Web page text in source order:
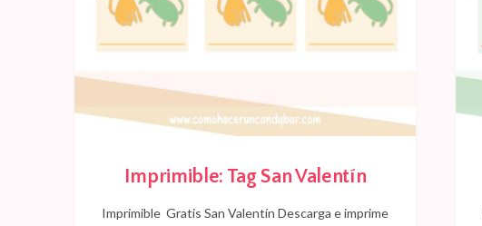
Imprimible: Tag San Valentín
Imprimible Gratis San Valentín Descarga e imprime